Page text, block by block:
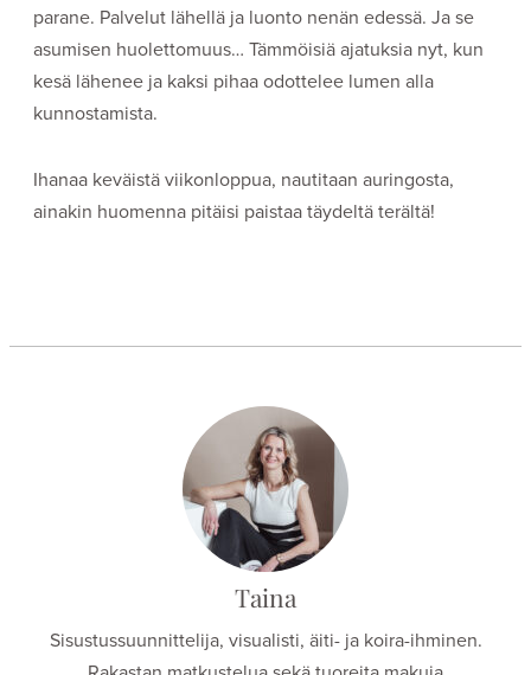
parane. Palvelut lähellä ja luonto nenän edessä. Ja se
asumisen huolettomuus… Tämmöisiä ajatuksia nyt, kun
kesä lähenee ja kaksi pihaa odottelee lumen alla
kunnostamista.
Ihanaa keväistä viikonloppua, nautitaan auringosta,
ainakin huomenna pitäisi paistaa täydeltä terältä!
Taina
Sisustussuunnittelija, visualisti, äiti- ja koira-ihminen.